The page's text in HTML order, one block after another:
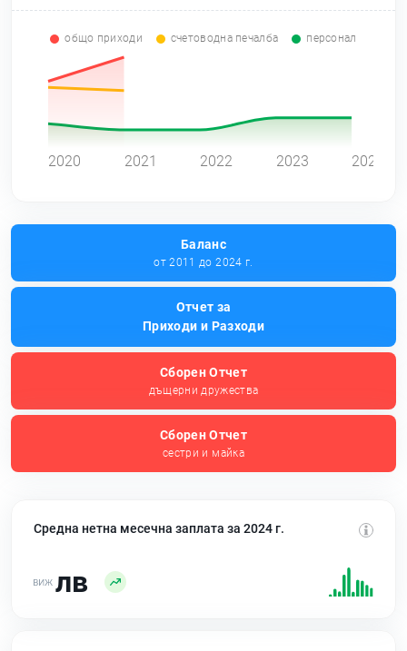
общо приходи счетоводна печалба персонал
2020 2021 2022 2023 2024
Баланс
от 2011 до 2024 г.
Отчет за
Приходи и Разходи
Сборен Отчет
дъщерни дружества
Сборен Отчет
сестри и майка
Средна нетна месечна заплата за 2024 г.
лв